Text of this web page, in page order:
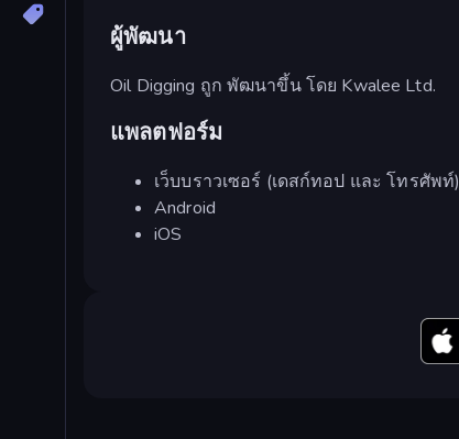
ผู้พัฒนา
Oil Digging ถูก พัฒนาขึ้น โดย Kwalee Ltd.
แพลตฟอร์ม
เว็บบราวเซอร์ (เดสก์ทอป และ โทรศัพท์)
Android
iOS